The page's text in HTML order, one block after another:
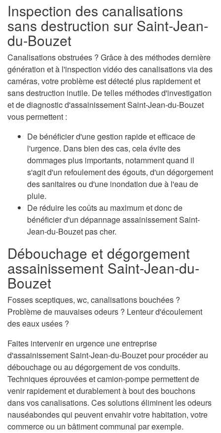
Inspection des canalisations
sans destruction sur Saint-Jean-
du-Bouzet
Canalisations obstruées ? Grâce à des méthodes dernière
génération et à l'inspection vidéo des canalisations via des
caméras, votre problème est détecté plus rapidement et
sans destruction inutile. De telles méthodes d'investigation
et de diagnostic d'assainissement Saint-Jean-du-Bouzet
vous permettent :
De bénéficier d'une gestion rapide et efficace de
l'urgence. Dans bien des cas, cela évite des
dommages plus importants, notamment quand il
s'agit d'un refoulement des égouts, d'un dégorgement
des sanitaires ou d'une inondation due à l'eau de
pluie.
De réduire les coûts au maximum et donc de
bénéficier d'un dépannage assainissement Saint-
Jean-du-Bouzet pas cher.
Débouchage et dégorgement
assainissement Saint-Jean-du-
Bouzet
Fosses sceptiques, wc, canalisations bouchées ?
Problème de mauvaises odeurs ? Lenteur d'écoulement
des eaux usées ?
Faites intervenir en urgence une entreprise
d'assainissement Saint-Jean-du-Bouzet pour procéder au
débouchage ou au dégorgement de vos conduits.
Techniques éprouvées et camion-pompe permettent de
venir rapidement et durablement à bout des bouchons
dans vos canalisations. Ces solutions éliminent les odeurs
nauséabondes qui peuvent envahir votre habitation, votre
commerce ou un bâtiment communal par exemple.